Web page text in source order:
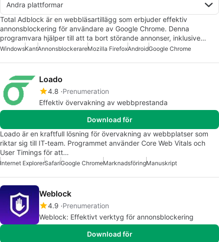
Andra plattformar
Total Adblock är en webbläsartillägg som erbjuder effektiv
annonsblockering för användare av Google Chrome. Denna
programvara hjälper till att ta bort störande annonser, inklusive…
WindowsKantAnnonsblockerareMozilla FirefoxAndroidGoogle Chrome
Loado
4.8 Prenumeration
Effektiv övervakning av webbprestanda
Download för
Loado är en kraftfull lösning för övervakning av webbplatser som
riktar sig till IT-team. Programmet använder Core Web Vitals och
User Timings för att…
Internet ExplorerSafariGoogle ChromeMarknadsföringManuskript
Weblock
4.9 Prenumeration
Weblock: Effektivt verktyg för annonsblockering
Download för